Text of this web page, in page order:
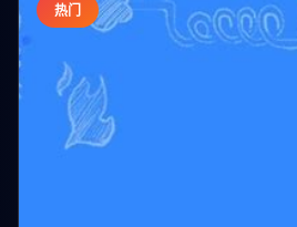
热门